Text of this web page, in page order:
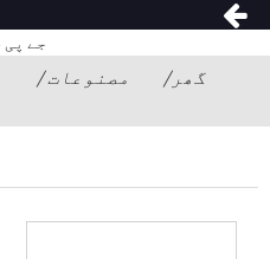
گھر مصنوعات